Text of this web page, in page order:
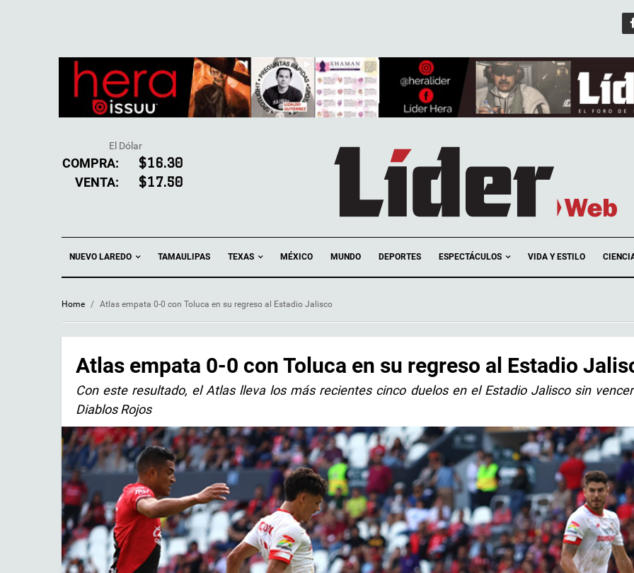
El Dólar
COMPRA: $16.30
VENTA: $17.50
NUEVO LAREDO TAMAULIPAS TEXAS MÉXICO MUNDO DEPORTES ESPECTÁCULOS VIDA Y ESTILO
Home / Atlas empata 0-0 con Toluca en su regreso al Estadio Jalisco
Atlas empata 0-0 con Toluca en su regreso al Estadio
Con este resultado, el Atlas lleva los más recientes cinco duelos en el Estadio Jalisco sin
Diablos Rojos